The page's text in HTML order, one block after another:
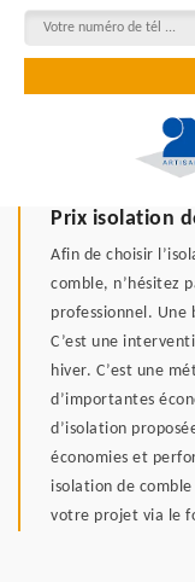
Prix isolation
Afin de choisir
comble, n’hésitez
professionnel. Une
C’est une
hiver. C’est une
d’importantes
d’isolation
économies et
isolation de
votre projet via le